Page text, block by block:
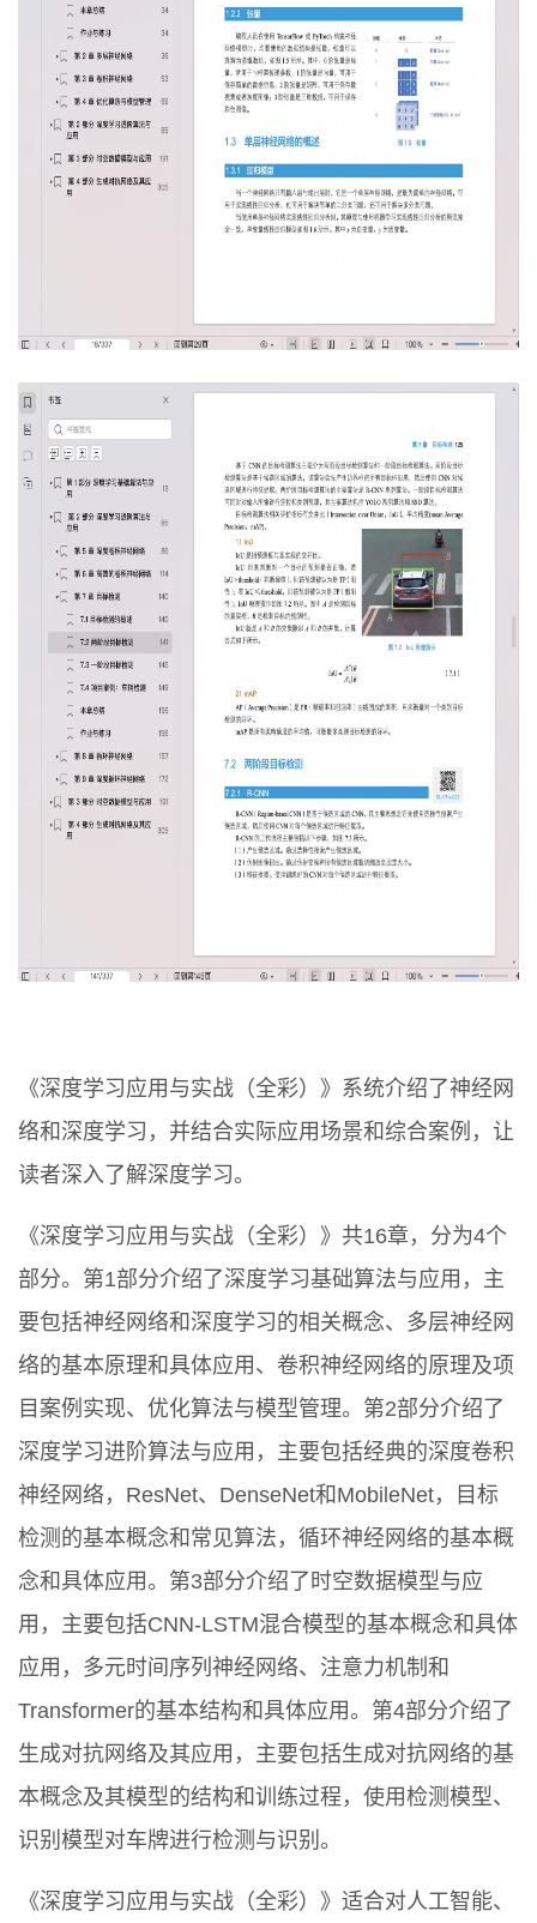
《深度学习应用与实战（全彩）》系统介绍了神经网
络和深度学习，并结合实际应用场景和综合案例，让
读者深入了解深度学习。
《深度学习应用与实战（全彩）》共16章，分为4个
部分。第1部分介绍了深度学习基础算法与应用，主
要包括神经网络和深度学习的相关概念、多层神经网
络的基本原理和具体应用、卷积神经网络的原理及项
目案例实现、优化算法与模型管理。第2部分介绍了
深度学习进阶算法与应用，主要包括经典的深度卷积
神经网络，ResNet、DenseNet和MobileNet，目标
检测的基本概念和常见算法，循环神经网络的基本概
念和具体应用。第3部分介绍了时空数据模型与应
用，主要包括CNN-LSTM混合模型的基本概念和具体
应用，多元时间序列神经网络、注意力机制和
Transformer的基本结构和具体应用。第4部分介绍了
生成对抗网络及其应用，主要包括生成对抗网络的基
本概念及其模型的结构和训练过程，使用检测模型、
识别模型对车牌进行检测与识别。
《深度学习应用与实战（全彩）》适合对人工智能、